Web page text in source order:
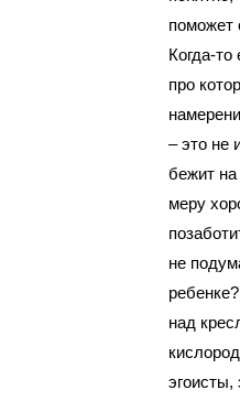
поможет
Когда-
про
– это не
бежит на
меру
не
над